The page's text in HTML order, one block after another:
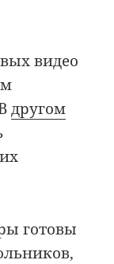
видео
другом
готовы